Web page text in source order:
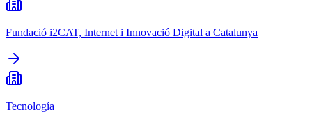
Fundació i2CAT, Internet i Innovació Digital a Catalunya
Tecnología